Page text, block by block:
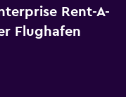
Rent-A-
Flughafen